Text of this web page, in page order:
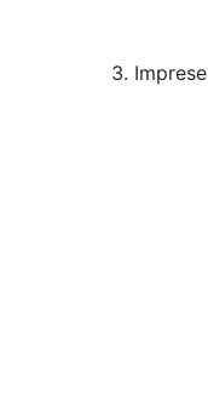
Imprese